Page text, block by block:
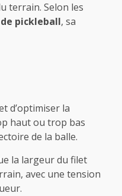
terrain. Selon les
pickleball, sa
d’optimiser la
haut ou trop bas
de la balle.
la largeur du filet
avec une tension